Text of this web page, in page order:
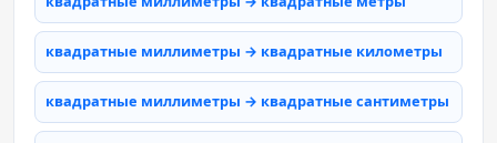
квадратные миллиметры → квадратные километры
квадратные миллиметры → квадратные сантиметры